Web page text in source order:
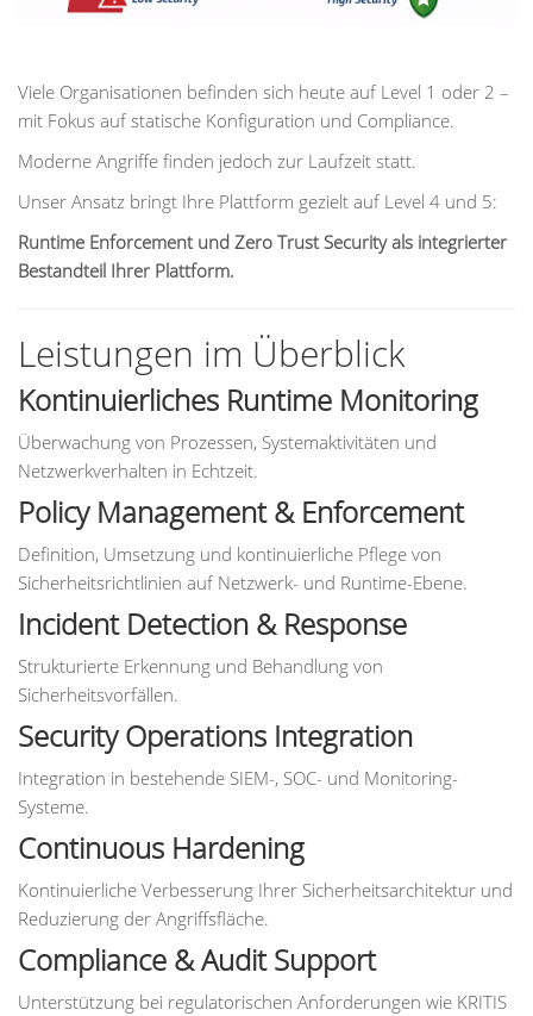
Viele Organisationen befinden sich heute auf Level 1 oder 2 –
mit Fokus auf statische Konfiguration und Compliance.
Moderne Angriffe finden jedoch zur Laufzeit statt.
Unser Ansatz bringt Ihre Plattform gezielt auf Level 4 und 5:
Runtime Enforcement und Zero Trust Security als integrierter
Bestandteil Ihrer Plattform.
Leistungen im Überblick
Kontinuierliches Runtime Monitoring
Überwachung von Prozessen, Systemaktivitäten und
Netzwerkverhalten in Echtzeit.
Policy Management & Enforcement
Definition, Umsetzung und kontinuierliche Pflege von
Sicherheitsrichtlinien auf Netzwerk- und Runtime-Ebene.
Incident Detection & Response
Strukturierte Erkennung und Behandlung von
Sicherheitsvorfällen.
Security Operations Integration
Integration in bestehende SIEM-, SOC- und Monitoring-
Systeme.
Continuous Hardening
Kontinuierliche Verbesserung Ihrer Sicherheitsarchitektur und
Reduzierung der Angriffsfläche.
Compliance & Audit Support
Unterstützung bei regulatorischen Anforderungen wie KRITIS